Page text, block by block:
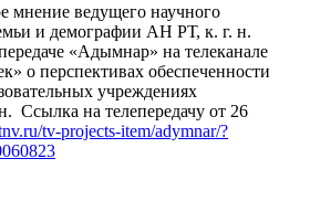
мнение ведущего научного
и демографии АН РТ, к. г. н.
«Адымнар» на телеканале
о перспективах обеспеченности
учреждениях
Ссылка на телепередачу от 26
tv-projects-item/adymnar/?